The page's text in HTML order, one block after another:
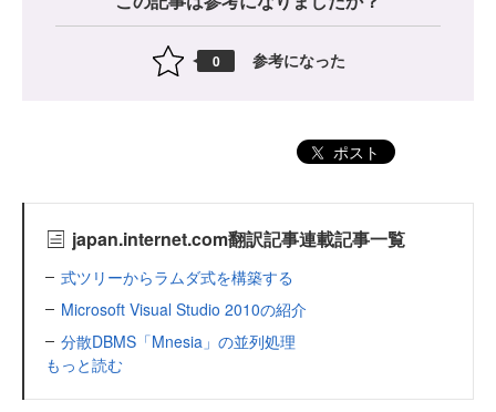
0 参考になった
ポスト
japan.internet.com翻訳記事連載記事一覧
式ツリーからラムダ式を構築する
Microsoft Visual Studio 2010の紹介
分散DBMS「Mnesia」の並列処理
もっと読む